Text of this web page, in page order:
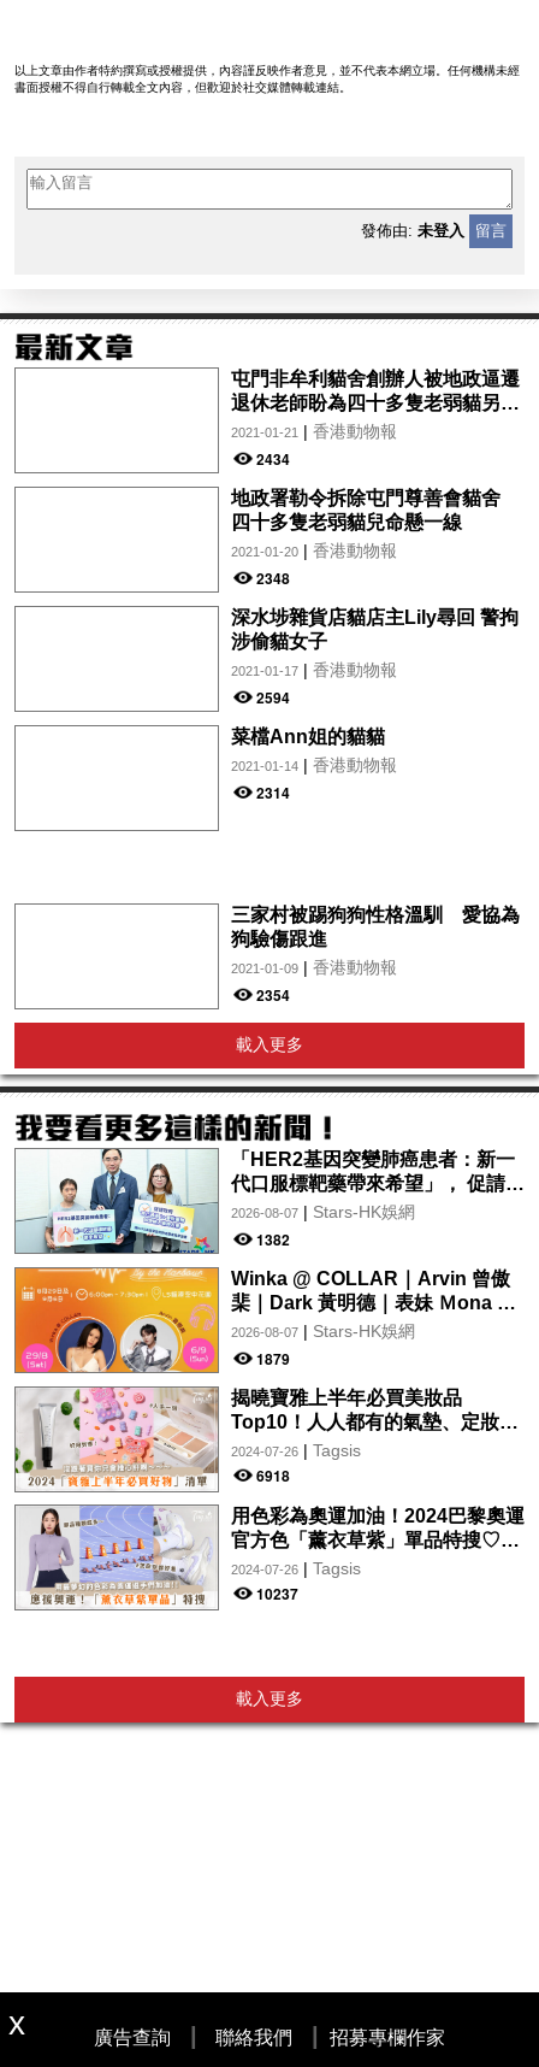
以上文章由作者特約撰寫或授權提供，內容謹反映作者意見，並不代表本網立場。任何機構未經
書面授權不得自行轉載全文內容，但歡迎於社交媒體轉載連結。
發佈由: 未登入 留言
屯門非牟利貓舍創辦人被地政逼遷
退休老師盼為四十多隻老弱貓另覓
新居
2021-01-21 | 香港動物報
2434
地政署勒令拆除屯門尊善會貓舍
四十多隻老弱貓兒命懸一線
2021-01-20| 香港動物報
2348
深水埗雜貨店貓店主Lily尋回 警拘
涉偷貓女子
2021-01-17| 香港動物報
2594
菜檔Ann姐的貓貓
2021-01-14| 香港動物報
2314
三家村被踢狗狗性格溫馴 愛協為
狗驗傷跟進
2021-01-09| 香港動物報
2354
載入更多
「HER2基因突變肺癌患者：新一
代口服標靶藥帶來希望」， 促請政
府加快納入藥物名冊，助患者及早
受惠
2026-08-07| Stars-HK娛網
1382
Winka @ COLLAR｜Arvin 曾傲
棐｜Dark 黃明德｜表妹 Ｍona 8
月29日起登陸L5維港空中花園 |
wwwtc mall 首度呈獻「Music
2026-08-07| Stars-HK娛網
1879
揭曉寶雅上半年必買美妝品
Top10！人人都有的氣墊、定妝噴
霧、保養品～幫你找到最值得入手
的好物♡
2024-07-26| Tagsis
6918
用色彩為奧運加油！2024巴黎奧運
官方色「薰衣草紫」單品特搜♡讓
你從頭到腳、隨時充滿奧運氛圍～
2024-07-26| Tagsis
10237
載入更多
廣告查詢 聯絡我們 招募專欄作家